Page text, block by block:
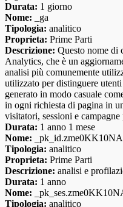
Durata: 1 giorno
Nome: _ga
Tipologia: analitico
Proprieta: Prime Parti
Descrizione: Questo nome di
Analytics, che è un
analisi più comunemente
utilizzato per distinguere
generato in modo casuale
in ogni richiesta di pagina in
visitatori, sessioni e
Durata: 1 anno 1 mese
Nome:
Tipologia: analitico
Proprieta: Prime Parti
Descrizione: analisi e
Durata: 1 anno
Nome:
Tipologia: analitico